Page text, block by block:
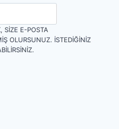
SIZE E-POSTA
OLURSUNUZ. İSTEDIĞINIZ